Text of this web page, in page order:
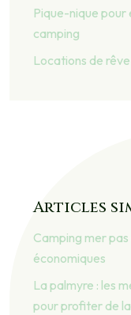
Pique-nique pour
camping
Locations de
Articles
Camping mer
économiques
La palmyre : les
pour profiter de